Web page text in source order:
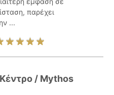
παρέχει
...
/ Mythos